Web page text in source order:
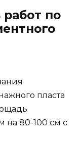
работ по
пласта
на 80-100 см с